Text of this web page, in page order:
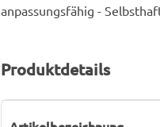
anpassungsfähig -
Produktdetails